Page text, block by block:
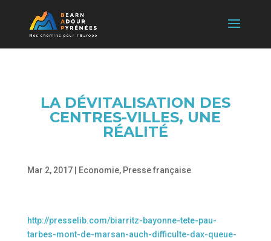
LA DÉVITALISATION DES
CENTRES-VILLES, UNE
RÉALITÉ
Mar 2, 2017| Economie, Presse française
http://presselib.com/biarritz-bayonne-tete-pau-
tarbes-mont-de-marsan-auch-difficulte-dax-queue-